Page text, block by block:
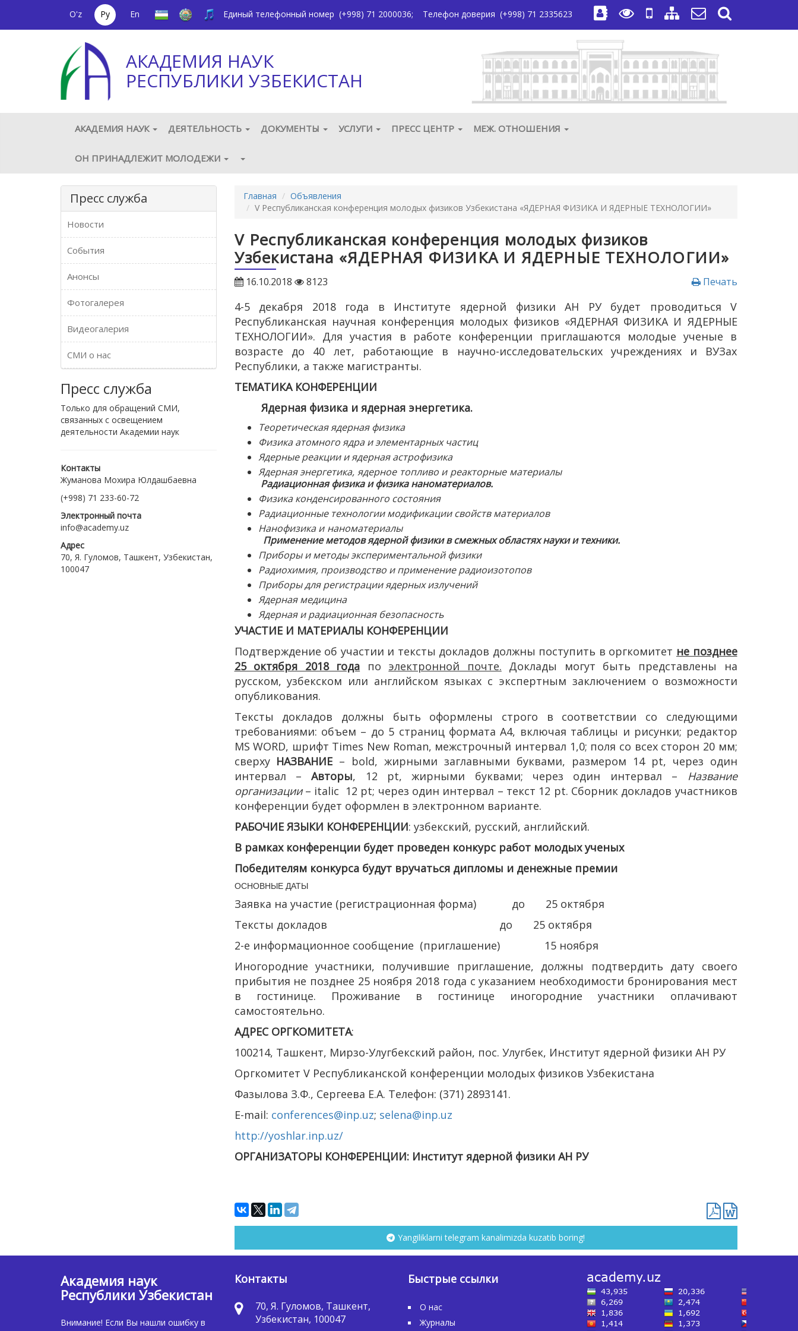
O'z Ру En Единый телефонный номер (+998) 71 2000036; Телефон доверия (+998) 71 2335623
АКАДЕМИЯ НАУК
РЕСПУБЛИКИ УЗБЕКИСТАН
АКАДЕМИЯ НАУК ДЕЯТЕЛЬНОСТЬ ДОКУМЕНТЫ УСЛУГИ ПРЕСС ЦЕНТР МЕЖ. ОТНОШЕНИЯ
ОН ПРИНАДЛЕЖИТ МОЛОДЕЖИ
Пресс служба
Новости
События
Анонсы
Фотогалерея
Видеогалерия
СМИ о нас
Пресс служба
Только для обращений СМИ,
связанных с освещением
деятельности Академии наук
Контакты
Жуманова Мохира Юлдашбаевна
(+998) 71 233-60-72
Электронный почта
info@academy.uz
Адрес
70, Я. Гуломов, Ташкент, Узбекистан,
100047
Главная
Объявления
V Республиканская конференция молодых физиков Узбекистана «ЯДЕРНАЯ ФИЗИКА И ЯДЕРНЫЕ ТЕХНОЛОГИИ»
V Республиканская конференция молодых физиков
Узбекистана «ЯДЕРНАЯ ФИЗИКА И ЯДЕРНЫЕ ТЕХНОЛОГИИ»
16.10.2018 8123 Печать
4-5 декабря 2018 года в Институте ядерной физики АН РУ будет проводиться V
Республиканская научная конференция молодых физиков «ЯДЕРНАЯ ФИЗИКА И ЯДЕРНЫЕ
ТЕХНОЛОГИИ». Для участия в работе конференции приглашаются молодые ученые в
возрасте до 40 лет, работающие в научно-исследовательских учреждениях и ВУЗах
Республики, а также магистранты.
ТЕМАТИКА КОНФЕРЕНЦИИ
Ядерная физика и ядерная энергетика.
Теоретическая ядерная физика
Физика атомного ядра и элементарных частиц
Ядерные реакции и ядерная астрофизика
Ядерная энергетика, ядерное топливо и реакторные материалы
Радиационная физика и физика наноматериалов.
Физика конденсированного состояния
Радиационные технологии модификации свойств материалов
Нанофизика и наноматериалы
Применение методов ядерной физики в смежных областях науки и техники.
Приборы и методы экспериментальной физики
Радиохимия, производство и применение радиоизотопов
Приборы для регистрации ядерных излучений
Ядерная медицина
Ядерная и радиационная безопасность
УЧАСТИЕ И МАТЕРИАЛЫ КОНФЕРЕНЦИИ
Подтверждение об участии и тексты докладов должны поступить в оргкомитет не позднее
25 октября 2018 года по электронной почте. Доклады могут быть представлены на
русском, узбекском или английском языках с экспертным заключением о возможности
опубликования.
Тексты докладов должны быть оформлены строго в соответствии со следующими
требованиями: объем – до 5 страниц формата А4, включая таблицы и рисунки; редактор
МS WORD, шрифт Times New Roman, межстрочный интервал 1,0; поля со всех сторон 20 мм;
сверху НАЗВАНИЕ – bold, жирными заглавными буквами, размером 14 pt, через один
интервал –Авторы, 12 pt, жирными буквами; через один интервал –
Название
организации– italic 12 pt; через один интервал – текст 12 pt. Сборник докладов участников
конференции будет оформлен в электронном варианте.
РАБОЧИЕ ЯЗЫКИ КОНФЕРЕНЦИИ: узбекский, русский, английский.
В рамках конференции будет проведен конкурс работ молодых ученых
Победителям конкурса будут вручаться дипломы и денежные премии
ОСНОВНЫЕ ДАТЫ
Заявка на участие (регистрационная форма) до 25 октября
Тексты докладов до 25 октября
2-е информационное сообщение (приглашение) 15 ноября
Иногородние участники, получившие приглашение, должны подтвердить дату своего
прибытия не позднее 25 ноября 2018 года с указанием необходимости бронирования мест
в гостинице. Проживание в гостинице иногородние участники оплачивают
самостоятельно.
АДРЕС ОРГКОМИТЕТА:
100214, Ташкент, Мирзо-Улугбекский район, пос. Улугбек, Институт ядерной физики АН РУ
Оргкомитет V Республиканской конференции молодых физиков Узбекистана
Фазылова З.Ф., Сергеева Е.А. Телефон: (371) 2893141.
Е-mail: conferences@inp.uz; selena@inp.uz
http://yoshlar.inp.uz/
ОРГАНИЗАТОРЫ КОНФЕРЕНЦИИ: Институт ядерной физики АН РУ
Yangiliklarni telegram kanalimizda kuzatib boring!
Академия наук
Республики Узбекистан
Внимание! Если Вы нашли ошибку в
Контакты
70, Я. Гуломов, Ташкент,
Узбекистан, 100047
Быстрые ссылки
О нас
Журналы